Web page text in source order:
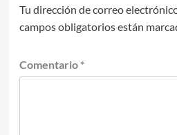
Tu dirección de correo
campos obligatorios están
Comentario *